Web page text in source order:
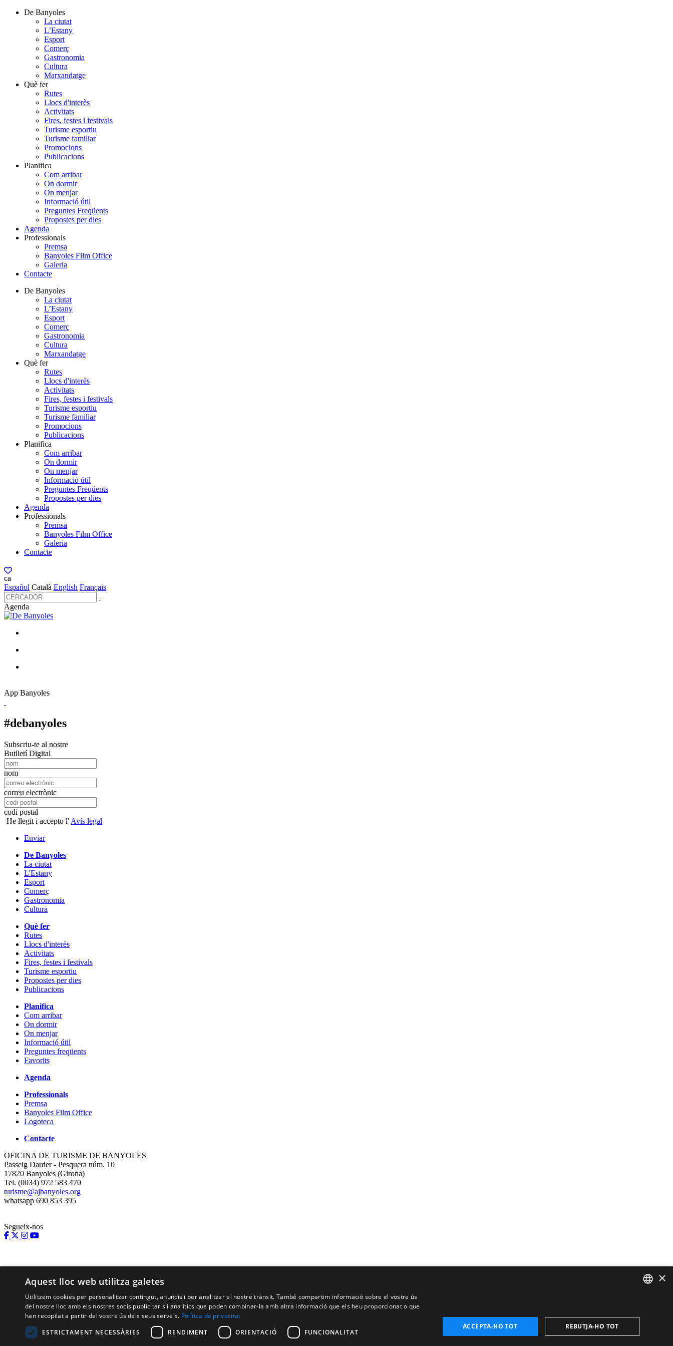
De Banyoles
La ciutat
L’Estany
Esport
Comerç
Gastronomia
Cultura
Marxandatge
Què fer
Rutes
Llocs d'interès
Activitats
Fires, festes i festivals
Turisme esportiu
Turisme familiar
Promocions
Publicacions
Planifica
Com arribar
On dormir
On menjar
Informació útil
Preguntes Freqüents
Propostes per dies
Agenda
Professionals
Premsa
Banyoles Film Office
Galeria
Contacte
De Banyoles
La ciutat
L’Estany
Esport
Comerç
Gastronomia
Cultura
Marxandatge
Què fer
Rutes
Llocs d'interès
Activitats
Fires, festes i festivals
Turisme esportiu
Turisme familiar
Promocions
Publicacions
Planifica
Com arribar
On dormir
On menjar
Informació útil
Preguntes Freqüents
Propostes per dies
Agenda
Professionals
Premsa
Banyoles Film Office
Galeria
Contacte
ca
Español Català English Français
Agenda
App Banyoles
#debanyoles
Subscriu-te al nostre
Butlletí Digital
nom
correu electrònic
codi postal
He llegit i accepto l' Avís legal
Enviar
De Banyoles
La ciutat
L'Estany
Esport
Comerç
Gastronomia
Cultura
Què fer
Rutes
Llocs d'interès
Activitats
Fires, festes i festivals
Turisme esportiu
Propostes per dies
Publicacions
Planifica
Com arribar
On dormir
On menjar
Informació útil
Preguntes freqüents
Favorits
Agenda
Professionals
Premsa
Banyoles Film Office
Logoteca
Contacte
OFICINA DE TURISME DE BANYOLES
Passeig Darder - Pesquera núm. 10
17820 Banyoles (Girona)
Tel. (0034) 972 583 470
turisme@ajbanyoles.org
whatsapp 690 853 395
Segueix-nos
Amb el suport de:
×
Aquest lloc web utilitza galetes
Utilitzem cookies per personalitzar contingut, anuncis i per analitzar el nostre trànsit. També compartim informació sobre el vostre ús
del nostre lloc amb els nostres socis publicitaris i analítics que poden combinar-la amb altra informació que els heu proporcionat o que
han recopilat a partir del vostre ús dels seus serveis. Política de privacitat
ESTRICTAMENT NECESSÀRIES
RENDIMENT ORIENTACIÓ FUNCIONALITAT
ACCEPTA-HO TOT REBUTJA-HO TOT